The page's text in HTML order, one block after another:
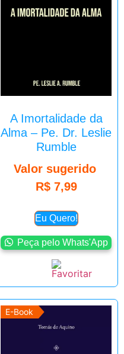
A Imortalidade da
Alma – Pe. Dr. Leslie
Rumble
Valor sugerido
R$7,99
Eu Quero!
Peça pelo Whats'App
E-Book